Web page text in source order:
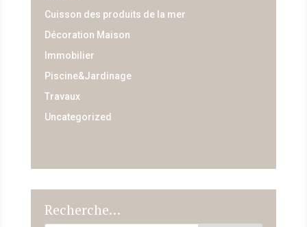
Cuisson des produits de la mer
Décoration Maison
Immobilier
Piscine&Jardinage
Travaux
Uncategorized
Recherche…